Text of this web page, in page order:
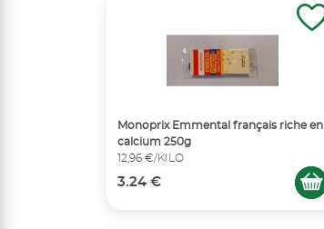
Monoprix Emmental français riche en
calcium 250g
12,96 €/KILO
3.24 €